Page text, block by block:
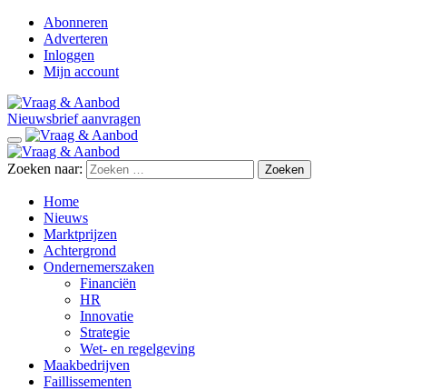
Abonneren
Adverteren
Inloggen
Mijn account
Nieuwsbrief aanvragen
Zoeken naar:
Home
Nieuws
Marktprijzen
Achtergrond
Ondernemerszaken
Financiën
HR
Innovatie
Strategie
Wet- en regelgeving
Maakbedrijven
Faillissementen